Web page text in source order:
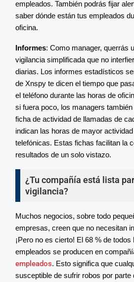
empleados. También podrás fijar
saber dónde están tus empleados
oficina.
Informes: Como manager, querrás
vigilancia simplificada que no
diarias. Los informes estadísticos
de Xnspy te dicen el tiempo que
el teléfono durante las horas de
si fuera poco, los managers
ficha de actividad de llamadas de
indican las horas de mayor
telefónicas. Estas fichas facilitan la
resultados de un solo vistazo.
¿Tu compañía está lista
vigilancia?
Muchos negocios, sobre todo
empresas, creen que no necesitan
¡Pero no es cierto! El 68 % de
empleados se producen en
empleados. Esto significa que
susceptible de sufrir robos por parte